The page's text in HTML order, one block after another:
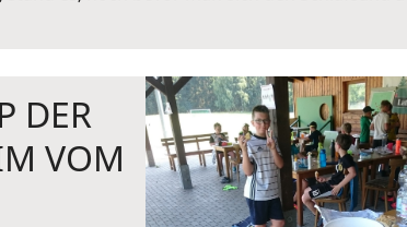
DER
VOM